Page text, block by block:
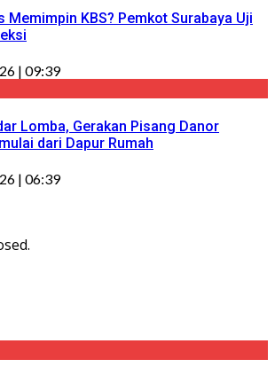
Memimpin KBS? Pemkot Surabaya Uji
| 09:39
Lomba, Gerakan Pisang Danor
dari Dapur Rumah
| 06:39